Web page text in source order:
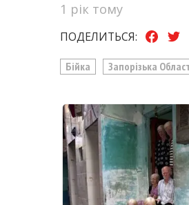
1 рік тому
ПОДЕЛИТЬСЯ:
Бійка Запорізька